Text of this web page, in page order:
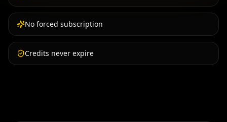
No forced subscription
Credits never expire